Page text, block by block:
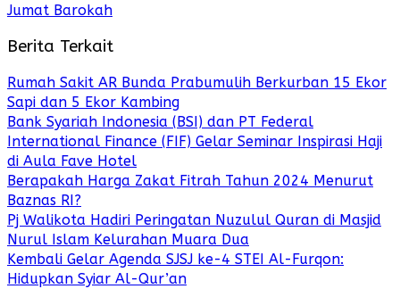
Jumat Barokah
Berita Terkait
Rumah Sakit AR Bunda Prabumulih Berkurban 15 Ekor
Sapi dan 5 Ekor Kambing
Bank Syariah Indonesia (BSI) dan PT Federal
International Finance (FIF) Gelar Seminar Inspirasi Haji
di Aula Fave Hotel
Berapakah Harga Zakat Fitrah Tahun 2024 Menurut
Baznas RI?
Pj Walikota Hadiri Peringatan Nuzulul Quran di Masjid
Nurul Islam Kelurahan Muara Dua
Kembali Gelar Agenda SJSJ ke-4 STEI Al-Furqon:
Hidupkan Syiar Al-Qur’an